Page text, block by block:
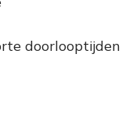
doorlooptijden